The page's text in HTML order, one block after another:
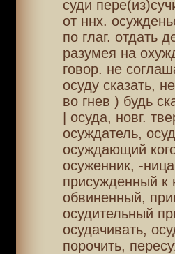
суди
от ннх.
по глаг. отдать
разумея на
говор. не
осуду сказать,
во гнев ) будь
| осуда, новг.
осуждатель,
осуждающий
осуженник, -
присужденный к
обвиненный,
осудительный
осудачивать,
порочить,